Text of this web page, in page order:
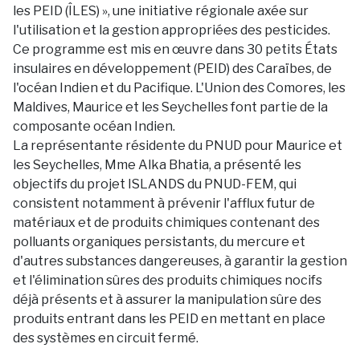
les PEID (ÎLES) », une initiative régionale axée sur
l'utilisation et la gestion appropriées des pesticides.
Ce programme est mis en œuvre dans 30 petits États
insulaires en développement (PEID) des Caraïbes, de
l'océan Indien et du Pacifique. L'Union des Comores, les
Maldives, Maurice et les Seychelles font partie de la
composante océan Indien.
La représentante résidente du PNUD pour Maurice et
les Seychelles, Mme Alka Bhatia, a présenté les
objectifs du projet ISLANDS du PNUD-FEM, qui
consistent notamment à prévenir l'afflux futur de
matériaux et de produits chimiques contenant des
polluants organiques persistants, du mercure et
d'autres substances dangereuses, à garantir la gestion
et l'élimination sûres des produits chimiques nocifs
déjà présents et à assurer la manipulation sûre des
produits entrant dans les PEID en mettant en place
des systèmes en circuit fermé.